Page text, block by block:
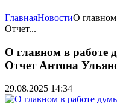
ГлавнаяНовостиО главном
Отчет...
О главном в работе
Отчет Антона
29.08.2025 14:34